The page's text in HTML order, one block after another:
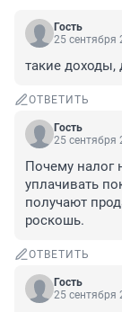
Гость
25 сентября
такие доходы,
ОТВЕТИТЬ
Гость
25 сентября
Почему налог
уплачивать
получают
роскошь.
ОТВЕТИТЬ
Гость
25 сентября